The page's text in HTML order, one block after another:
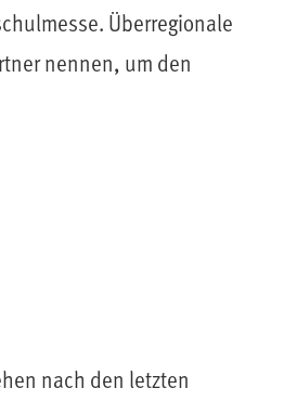
Überregionale
nennen, um den
nach den letzten